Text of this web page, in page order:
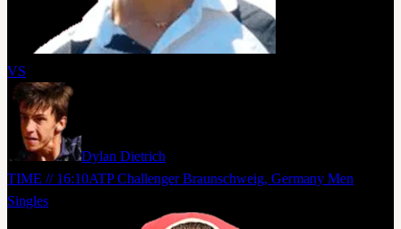
VS
Dylan Dietrich
TIME // 16:10ATP Challenger Braunschweig, Germany Men
Singles